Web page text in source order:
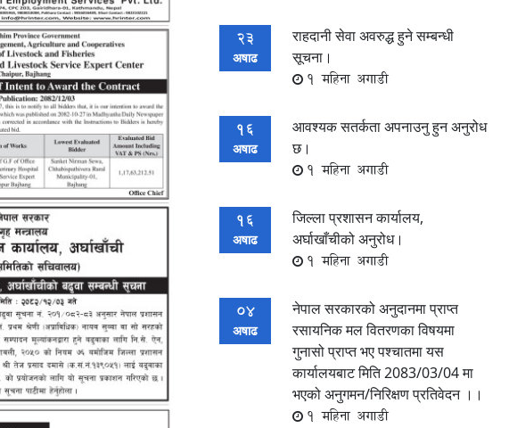
23
अषाढ
राहदानी सेवा अवरुद्ध हुने सम्बन्धी
सूचना।
1 महिना अगाडी
16
अषाढ
आवश्यक सतर्कता अपनाउनु हुन अनुरोध
छ।
1 महिना अगाडी
16
अषाढ
जिल्ला प्रशासन कार्यालय,
अर्घाखाँचीको अनुरोध।
1 महिना अगाडी
04
अषाढ
नेपाल सरकारको अनुदानमा प्राप्त
रसायनिक मल वितरणका विषयमा
गुनासो प्राप्त भए पश्चातमा यस
कार्यालयबाट मिति 2083/03/04 मा
भएको अनुगमन/निरिक्षण प्रतिवेदन ।।
1 महिना अगाडी